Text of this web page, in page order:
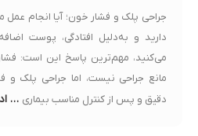
جراحی پلک و فشار خون؛ آیا انجام عمل
دارید و به‌دلیل افتادگی، پوست
می‌کنید، مهم‌ترین پاسخ این است:
مانع جراحی نیست، اما جراحی پلک و
دقیق و پس از کنترل مناسب بیماری …